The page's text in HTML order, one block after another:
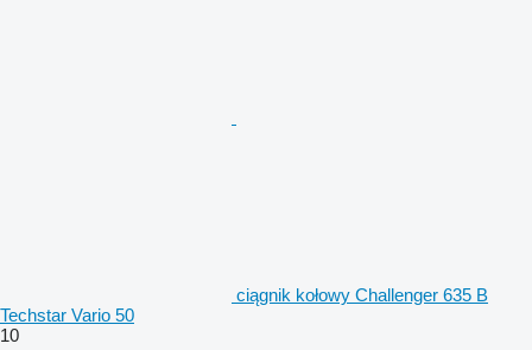
ciągnik kołowy Challenger 635 B
Techstar Vario 50
10